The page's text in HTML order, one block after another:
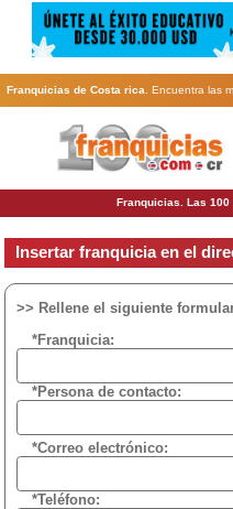
Franquicias de Costa rica . Encuentra las
por actividad. En www.100franquicias.cr
Franquicias. Las
Insertar franquicia en el
>> Rellene el siguiente
*Franquicia:
*Persona de contacto:
*Correo electrónico:
*Teléfono: